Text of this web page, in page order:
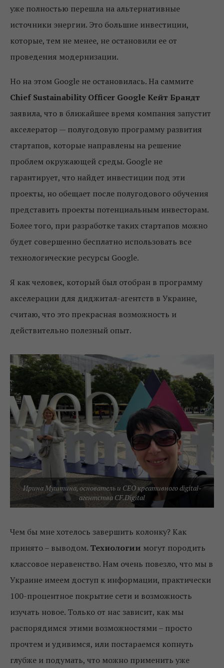
уже полностью перешла на альтернативные
источники энергии. Это большие инвестиции,
которые, тем не менее, не остановили ее от
проведения модернизации.
Но на этом Google не остановилась. На саммите
Chief Sustainability Officer Google Кейт Брандт
заявила, что в ближайшее время компания запустит
акселератор — полугодовую программу развития
стартапов, которые направлены на решение
проблем окружающей среды. Google не
гарантирует, что найдет инвестиции под эти
проекты, но обещает после полугодового обучения
представить проекты потенциальным инвесторам.
Более того, при разработке таких стартапов можно
будет совершенно бесплатно использовать все
технологические ресурсы Google.
Я как человек, который был отобран в программу
акселерации для диджитал-агентств в Украине,
считаю, что это прекрасная возможность и
действительно полезный опыт.
Ирина Муштина, основатель и CEO креативного digital-
агентства CF.Digital
Чем бы мне хотелось завершить колонку? Как
принято – выводом. Технологии могут породить
классовое неравенство. Нам очень повезло, что мы в
Украине имеем доступ к информации, практически
100-процентное покрытие сети и возможность
изучать новое. Только от нас зависит, как мы
распорядимся этими возможностями – просто
прочтем и удивимся, или постараемся копнуть
глубже и подумать, что можно применить уже